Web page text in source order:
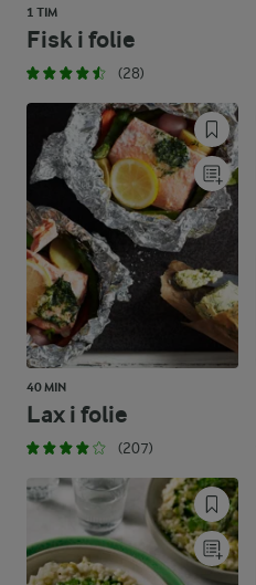
1 TIM
Fisk i folie
(28)
40 MIN
Lax i folie
(207)